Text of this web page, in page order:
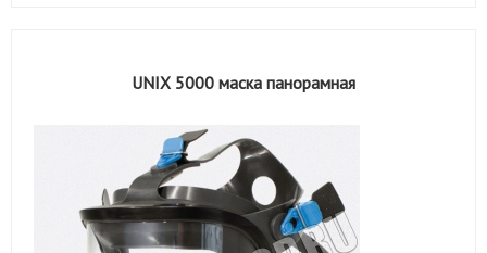
UNIX 5000 маска панорамная